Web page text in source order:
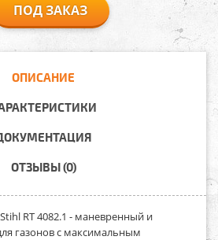
ПОД ЗАКАЗ
ОПИСАНИЕ
ОТЗЫВЫ (0)
RT 4082.1 - маневренный и
газонов с максимальным